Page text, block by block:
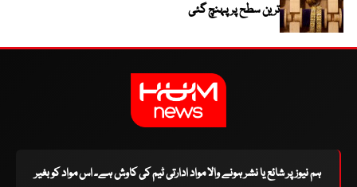
ترین سطح پر پہنچ گئی
ہم نیوز پر شائع یا نشر ہونے والا مواد ادارتی ٹیم کی کاوش ہے۔ اس مواد کو بغیر